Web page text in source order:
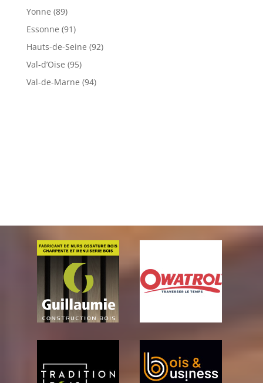
Yonne (89)
Essonne (91)
Hauts-de-Seine (92)
Val-d’Oise (95)
Val-de-Marne (94)